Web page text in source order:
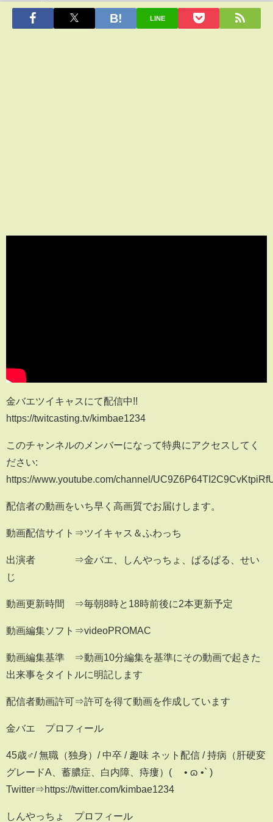
LINE
金バエツイキャスにて配信中!!
https://twitcasting.tv/kimbae1234
このチャンネルのメンバーになって特典にアクセスしてく
ださい:
https://www.youtube.com/channel/
配信者の動画をいち早く高画質でお届けします。
動画配信サイト⇒ツイキャス＆ふわっち
出演者 ⇒金バエ、しんやっちょ、ぱるぱる、せい
じ
動画更新時間 ⇒毎朝8時と18時前後に2本更新予定
動画編集ソフト⇒videoPROMAC
動画編集基準 ⇒動画10分編集を基準にその動画で起きた
出来事をタイトルに明記します
配信者動画許可⇒許可を得て動画を作成しています
金バエ プロフィール
45歳♂/ 無職（独身）/ 中卒 / 趣味 ネット配信 / 持病（肝硬変
グレードA、蓄膿症、白内障、痔瘻）( ´• ɷ •` )
Twitter⇒https://twitter.com/kimbae1234
しんやっちょ プロフィール